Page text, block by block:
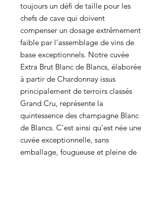
toujours un défi de taille pour les
chefs de cave qui doivent
compenser un dosage extrêmement
faible par l’assemblage de vins de
base exceptionnels. Notre cuvée
Extra Brut Blanc de Blancs, élaborée
à partir de Chardonnay issus
principalement de terroirs classés
Grand Cru, représente la
quintessence des champagne Blanc
de Blancs. C’est ainsi qu’est née une
cuvée exceptionnelle, sans
emballage, fougueuse et pleine de